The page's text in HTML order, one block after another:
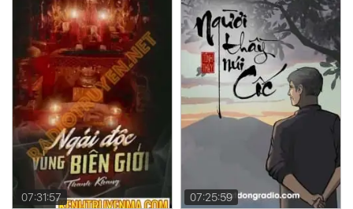
07:31:57 07:25:59